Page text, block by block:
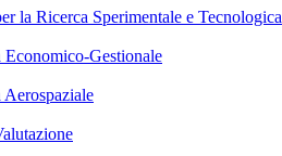
la Ricerca Sperimentale e Tecnologica
Economico-Gestionale
Aerospaziale